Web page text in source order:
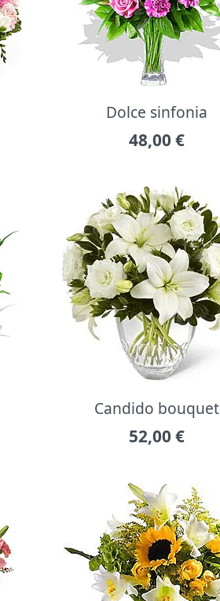
Dolce sinfonia
48,00 €
Candido bouquet
52,00 €